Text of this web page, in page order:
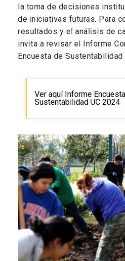
la toma de decisiones
de iniciativas futuras. Para
resultados y el análisis de
invita a revisar el Informe
Encuesta de Sustentabilidad
Ver aquí Informe
Sustentabilidad UC 2024